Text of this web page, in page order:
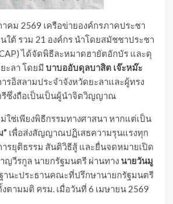
คม 2569 เครือข่ายองค์กรภาคประชา
ใต้ รวม 21 องค์กร นำโดยสมัชชาประชา
ได้จัดพิธีละหมาดฮายัตอักบัร และดุ
ะลา โดยมี บาบออับดุลบาสิต เจ๊ะหม๊ะ
รอิสลามประจำจังหวัดยะลาและผู้ทรง
ซึ่งถือเป็นเป็นผู้นำจิตวิญญาณ
ใช่เพียงพิธีกรรมทางศาสนา หากแต่เป็น
เพื่อส่งสัญญาณปฏิเสธความรุนแรงทุก
รยุติธรรม สันติวิธีสู้ และยื่นจดหมายเปิด
ญวีรกูล นายกรัฐมนตรี ผ่านทาง นายวันมู
านะประธานคณะที่ปรึกษานายกรัฐมนตรี
ตามมติ ครม. เมื่อวันที่ 6 เมษายน 2569